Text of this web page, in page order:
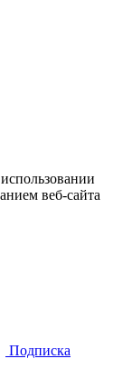
веб-сайта
Подписка